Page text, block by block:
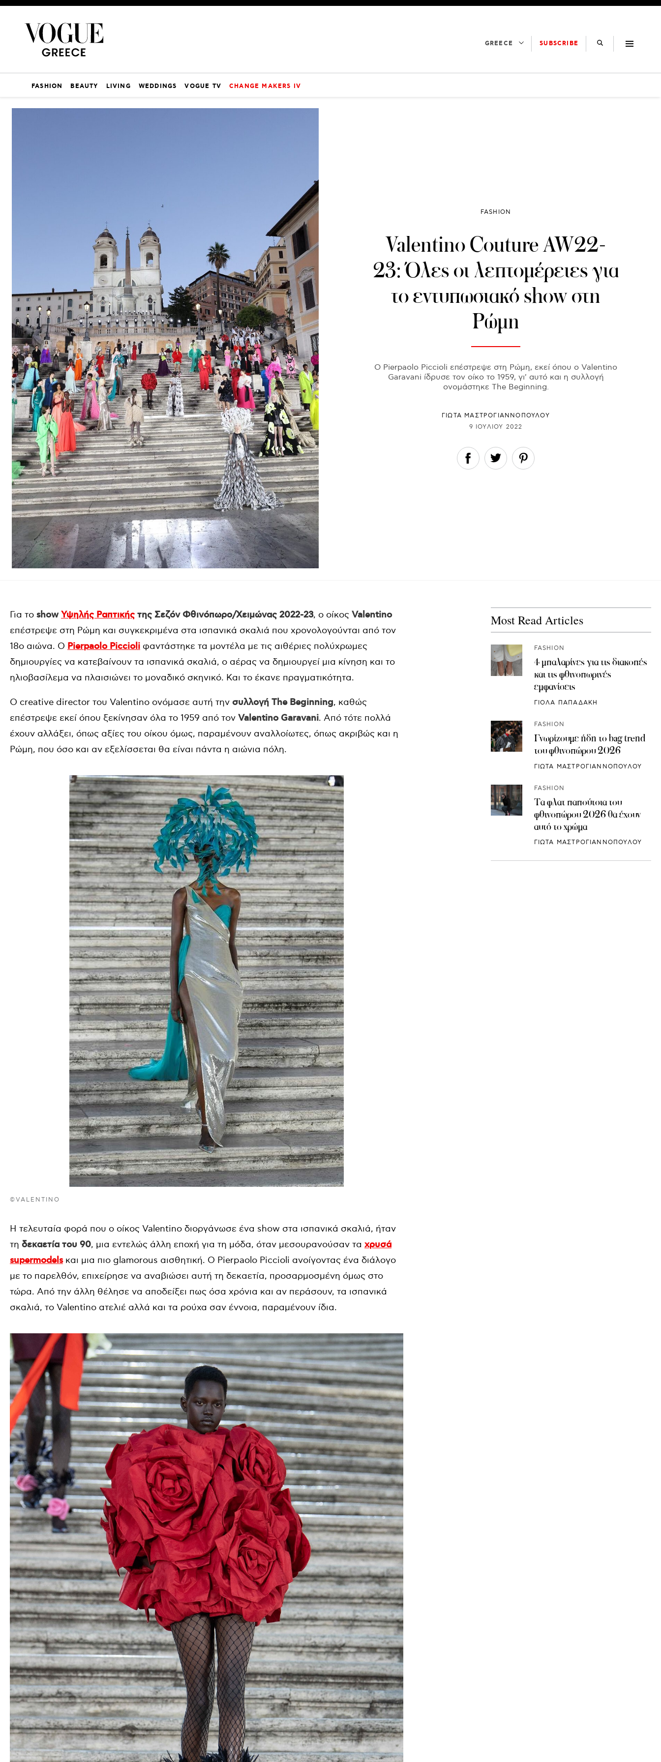
GREECE SUBSCRIBE
FASHION BEAUTY LIVING WEDDINGS VOGUE TV CHANGE MAKERS IV
FASHION
Valentino Couture AW22-
23: Όλες οι λεπτομέρειες για
το εντυπωσιακό show στη
Ρώμη
Ο Pierpaolo Piccioli επέστρεψε στη Ρώμη, εκεί όπου ο Valentino
Garavani ίδρυσε τον οίκο το 1959, γι' αυτό και η συλλογή
ονομάστηκε The Beginning.
ΓΙΩΤΑ ΜΑΣΤΡΟΓΙΑΝΝΟΠΟΥΛΟΥ
9 ΙΟΥΛΊΟΥ 2022
Για το showΥψηλής Ραπτικής της Σεζόν Φθινόπωρο/Χειμώνας 2022-23, ο οίκος Valentino
επέστρεψε στη Ρώμη και συγκεκριμένα στα ισπανικά σκαλιά που χρονολογούνται από τον
18ο αιώνα. O Pierpaolo Piccioli φαντάστηκε τα μοντέλα με τις αιθέριες πολύχρωμες
δημιουργίες να κατεβαίνουν τα ισπανικά σκαλιά, ο αέρας να δημιουργεί μια κίνηση και το
ηλιοβασίλεμα να πλαισιώνει το μοναδικό σκηνικό. Και το έκανε πραγματικότητα.
Ο creative director του Valentino ονόμασε αυτή την συλλογή The Beginning, καθώς
επέστρεψε εκεί όπου ξεκίνησαν όλα το 1959 από τον Valentino Garavani. Από τότε πολλά
έχουν αλλάξει, όπως αξίες του οίκου όμως, παραμένουν αναλλοίωτες, όπως ακριβώς και η
Ρώμη, που όσο και αν εξελίσσεται θα είναι πάντα η αιώνια πόλη.
©VALENTINO
Η τελευταία φορά που ο οίκος Valentino διοργάνωσε ένα show στα ισπανικά σκαλιά, ήταν
τη δεκαετία του 90, μια εντελώς άλλη εποχή για τη μόδα, όταν μεσουρανούσαν τα χρυσά
supermodelsκαι μια πιο glamorous αισθητική. Ο Pierpaolo Piccioli ανοίγοντας ένα διάλογο
με το παρελθόν, επιχείρησε να αναβιώσει αυτή τη δεκαετία, προσαρμοσμένη όμως στο
τώρα. Από την άλλη θέλησε να αποδείξει πως όσα χρόνια και αν περάσουν, τα ισπανικά
σκαλιά, το Valentino ατελιέ αλλά και τα ρούχα σαν έννοια, παραμένουν ίδια.
Most Read Articles
FASHION
4 μπαλαρίνες για τις διακοπές
και τις φθινοπωρινές
εμφανίσεις
ΓΙΟΛΑ ΠΑΠΑΔΑΚΗ
FASHION
Γνωρίζουμε ήδη το bag trend
του φθινοπώρου 2026
ΓΙΩΤΑ ΜΑΣΤΡΟΓΙΑΝΝΟΠΟΥΛΟΥ
FASHION
Τα φλατ παπούτσια του
φθινοπώρου 2026 θα έχουν
αυτό το χρώμα
ΓΙΩΤΑ ΜΑΣΤΡΟΓΙΑΝΝΟΠΟΥΛΟΥ